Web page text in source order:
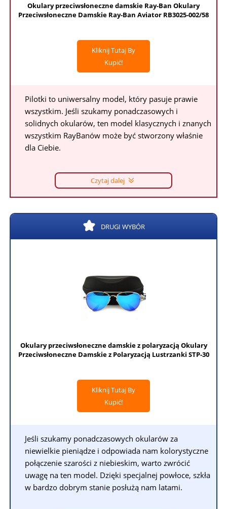
Okulary przeciwsłoneczne damskie Ray-Ban Okulary
Przeciwsłoneczne Damskie Ray-Ban Aviator RB3025-002/58
Kliknij Tutaj By
Kupić!
Pilotki to uniwersalny model, który pasuje prawie
wszystkim. Jeśli szukamy ponadczasowych i
solidnych okularów, ten model klasycznych i znanych
wszystkim RayBanów może być stworzony właśnie
dla Ciebie.
Czytaj dalej
DRUGI WYBÓR
Okulary przeciwsłoneczne damskie z polaryzacją Okulary
Przeciwsłoneczne Damskie z Polaryzacją Lustrzanki STP-30
Kliknij Tutaj By
Kupić!
Jeśli szukamy ponadczasowych okularów za
niewielkie pieniądze i odpowiada nam kolorystyczne
połączenie szarości z niebieskim, warto zwrócić
uwagę na ten model. Dzięki specjalnej powłoce, szkła
w bardzo dobrym stanie posłużą nam latami.